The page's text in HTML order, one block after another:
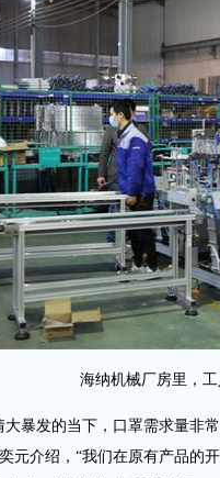
海纳机械厂房里，工
发的当下，口罩需求量非常
元介绍，“我们在原有产品的